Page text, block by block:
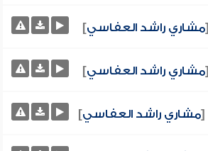
[مشاري راشد العفاسي]
[مشاري راشد العفاسي]
[مشاري راشد العفاسي]